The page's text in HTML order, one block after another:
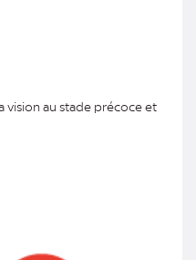
vision au stade précoce et